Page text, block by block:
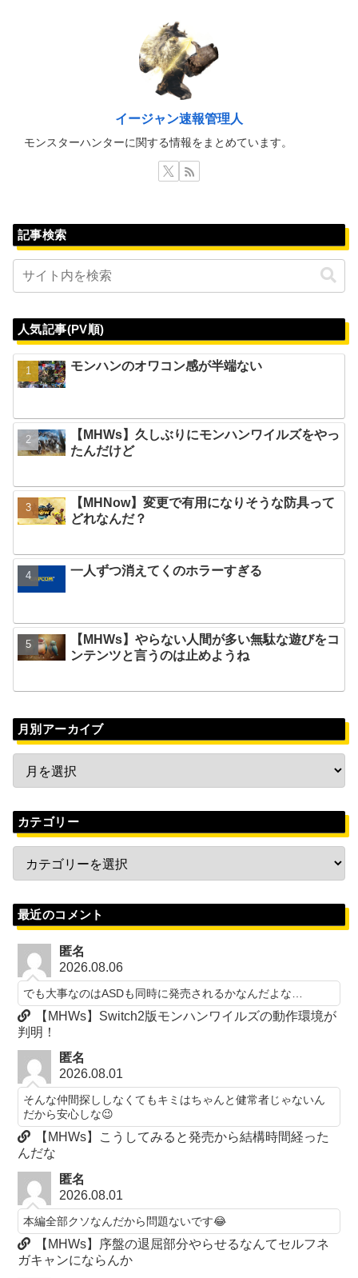
イージャン速報管理人
モンスターハンターに関する情報をまとめています。
記事検索
人気記事(PV順)
モンハンのオワコン感が半端ない
【MHWs】久しぶりにモンハンワイルズをやっ
たんだけど
【MHNow】変更で有用になりそうな防具って
どれなんだ？
一人ずつ消えてくのホラーすぎる
【MHWs】やらない人間が多い無駄な遊びをコ
ンテンツと言うのは止めようね
月別アーカイブ
カテゴリー
最近のコメント
匿名
2026.08.06
でも大事なのはASDも同時に発売されるかなんだよな…
【MHWs】Switch2版モンハンワイルズの動作環境が
判明！
匿名
2026.08.01
そんな仲間探ししなくてもキミはちゃんと健常者じゃないん
だから安心しな😉
【MHWs】こうしてみると発売から結構時間経った
んだな
匿名
2026.08.01
本編全部クソなんだから問題ないです😂
【MHWs】序盤の退屈部分やらせるなんてセルフネ
ガキャンにならんか